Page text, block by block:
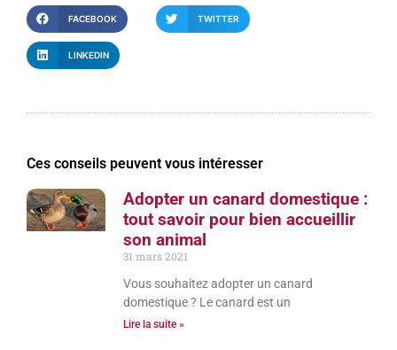
FACEBOOK TWITTER
LINKEDIN
Ces conseils peuvent vous intéresser
Adopter un canard domestique :
tout savoir pour bien accueillir
son animal
31 mars 2021
Vous souhaitez adopter un canard
domestique ? Le canard est un
Lire la suite »